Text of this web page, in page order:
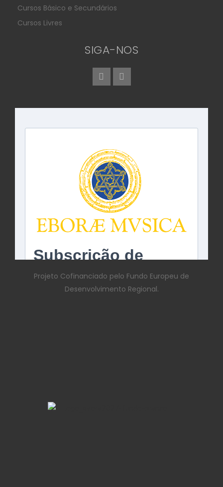
Cursos Básico e Secundários
Cursos Livres
SIGA-NOS
Projeto Cofinanciado pelo Fundo Europeu de
Desenvolvimento Regional.